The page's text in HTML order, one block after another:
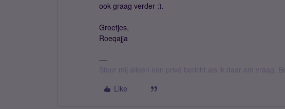
ook graag verder :).
Groetjes,
Roeqajja
Stuur mij alleen een privé bericht als ik daar om vraag.
Like